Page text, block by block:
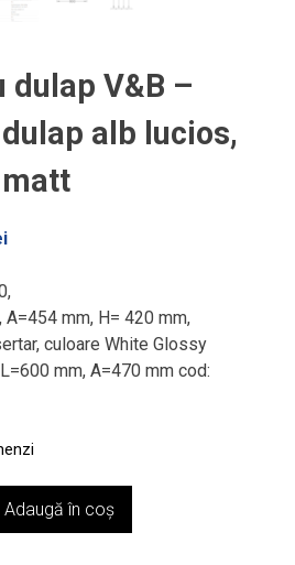
dulap V&B –
alb lucios,
Prețul
este:
2.899,00 lei.
A=454 mm, H= 420 mm,
culoare White Glossy
mm, A=470 mm cod:
Adaugă în coș